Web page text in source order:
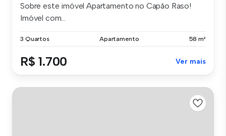
Sobre este imóvel Apartamento no Capão Raso!
Imóvel com...
3 Quartos Apartamento 58 m²
R$ 1.700 Ver mais